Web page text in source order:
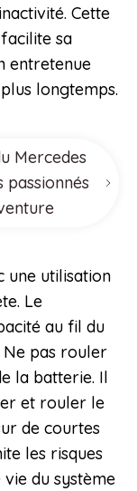
Cette
sa
entretenue
longtemps.
Mercedes
une utilisation
Le
au fil du
Ne pas rouler
la batterie. Il
et rouler le
de courtes
les risques
du système